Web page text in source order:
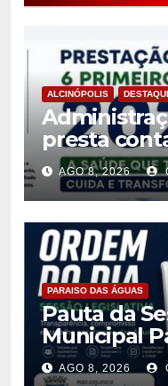
ALCINÓPOLIS
presta
semestre
AGO 8, 2026
PARAISO DAS ÁGUAS
Pauta da
Municipal
AGO 8, 2026